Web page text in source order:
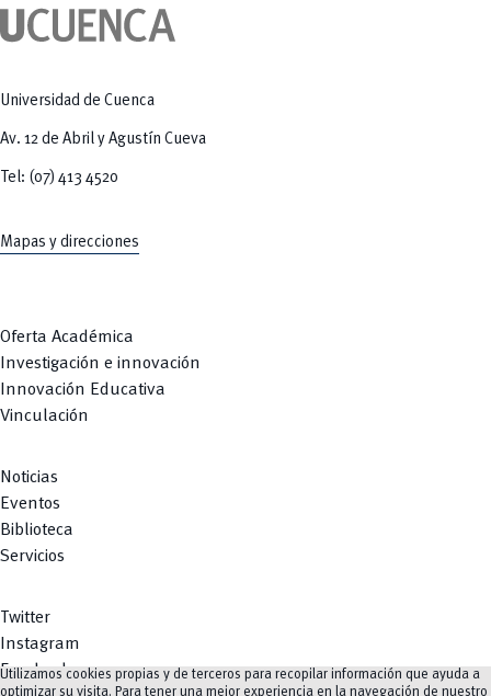
Universidad de Cuenca
Av. 12 de Abril y Agustín Cueva
Tel: (07) 413 4520
Mapas y direcciones
Oferta Académica
Investigación e innovación
Innovación Educativa
Vinculación
Noticias
Eventos
Biblioteca
Servicios
Twitter
Instagram
Facebook
Utilizamos cookies propias y de terceros para recopilar información que ayuda a
optimizar su visita. Para tener una mejor experiencia en la navegación de nuestro